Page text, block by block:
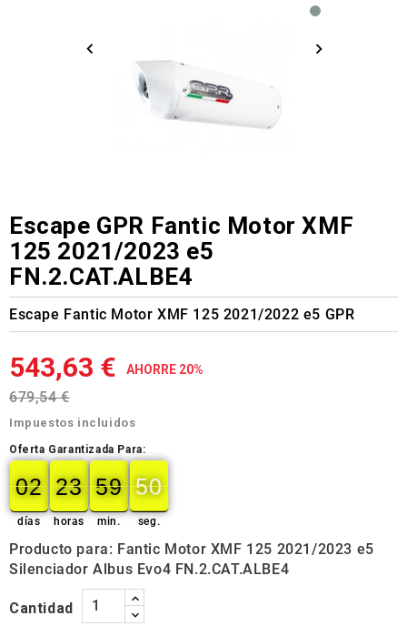
Escape GPR Fantic Motor XMF
125 2021/2023 e5
FN.2.CAT.ALBE4
Escape Fantic Motor XMF 125 2021/2022 e5 GPR
543,63 € AHORRE 20%
679,54 €
Impuestos incluidos
Oferta Garantizada Para:
02
02
00
días
23
23
00
horas
59
59
00
min.
50
49
50
seg.
Producto para: Fantic Motor XMF 125 2021/2023 e5
Silenciador Albus Evo4 FN.2.CAT.ALBE4
Cantidad